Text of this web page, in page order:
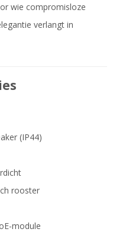
wie compromisloze
verlangt in
(IP44)
rooster
module